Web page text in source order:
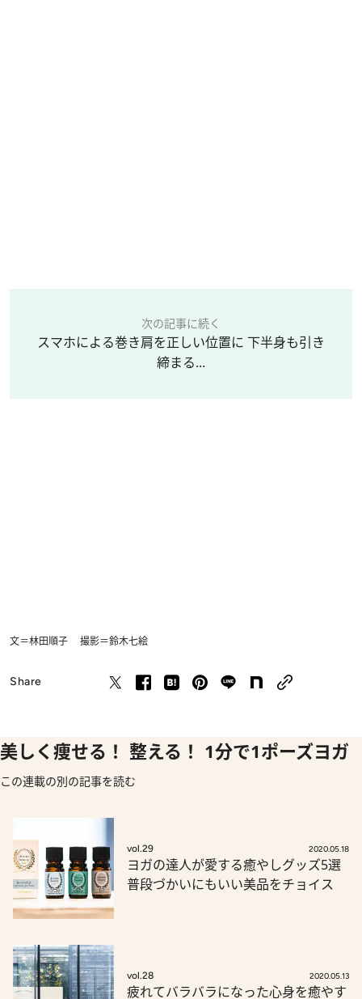
次の記事に続く
スマホによる巻き肩を正しい位置に 下半身も引き
締まる...
文＝林田順子 撮影＝鈴木七絵
Share
美しく痩せる！ 整える！ 1分で1ポーズヨガ
この連載の別の記事を読む
vol.29 2020.05.18
ヨガの達人が愛する癒やしグッズ5選
普段づかいにもいい美品をチョイス
vol.28 2020.05.13
疲れてバラバラになった心身を癒やす